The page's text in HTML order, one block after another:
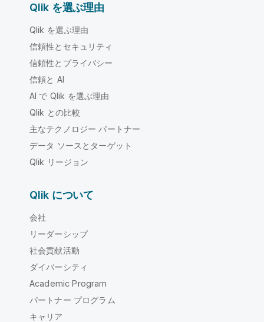
Qlik を選ぶ理由
Qlik を選ぶ理由
信頼性とセキュリティ
信頼性とプライバシー
信頼と AI
AI で Qlik を選ぶ理由
Qlik との比較
主なテクノロジー パートナー
データ ソースとターゲット
Qlik リージョン
Qlik について
会社
リーダーシップ
社会貢献活動
ダイバーシティ
Academic Program
パートナー プログラム
キャリア